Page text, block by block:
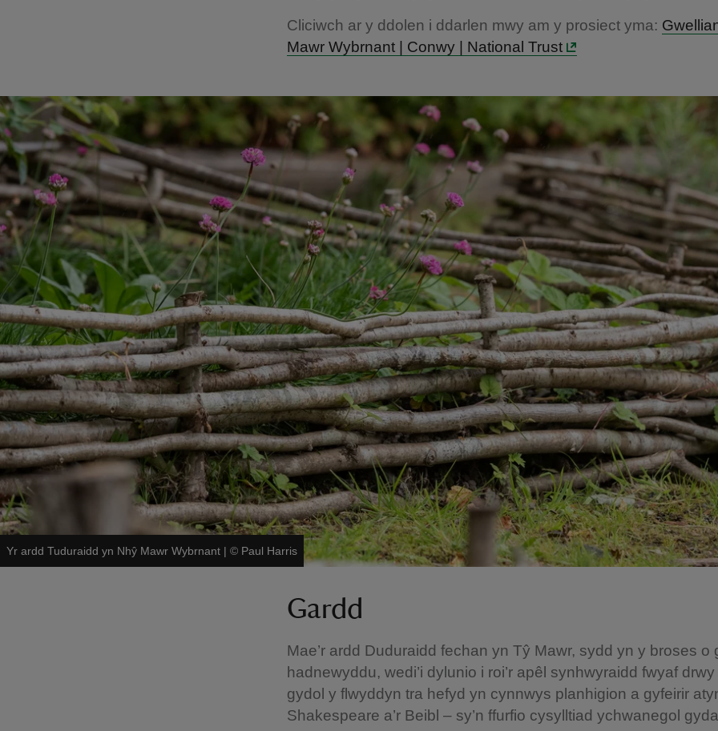
Cliciwch ar y ddolen i ddarlen mwy am y prosiect yma:
Mawr Wybrnant | Conwy | National Trust
Yr ardd Tuduraidd yn Nhŷ Mawr Wybrnant | © Paul Harris
Gardd
Mae’r ardd Duduraidd fechan yn Tŷ Mawr, sydd yn y broses o
hadnewyddu, wedi’i dylunio i roi’r apêl synhwyraidd fwyaf drwy
gydol y flwyddyn tra hefyd yn cynnwys planhigion a gyfeirir
Shakespeare a’r Beibl – sy’n ffurfio cysylltiad ychwanegol